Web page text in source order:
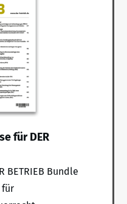
für DER
BETRIEB Bundle
für